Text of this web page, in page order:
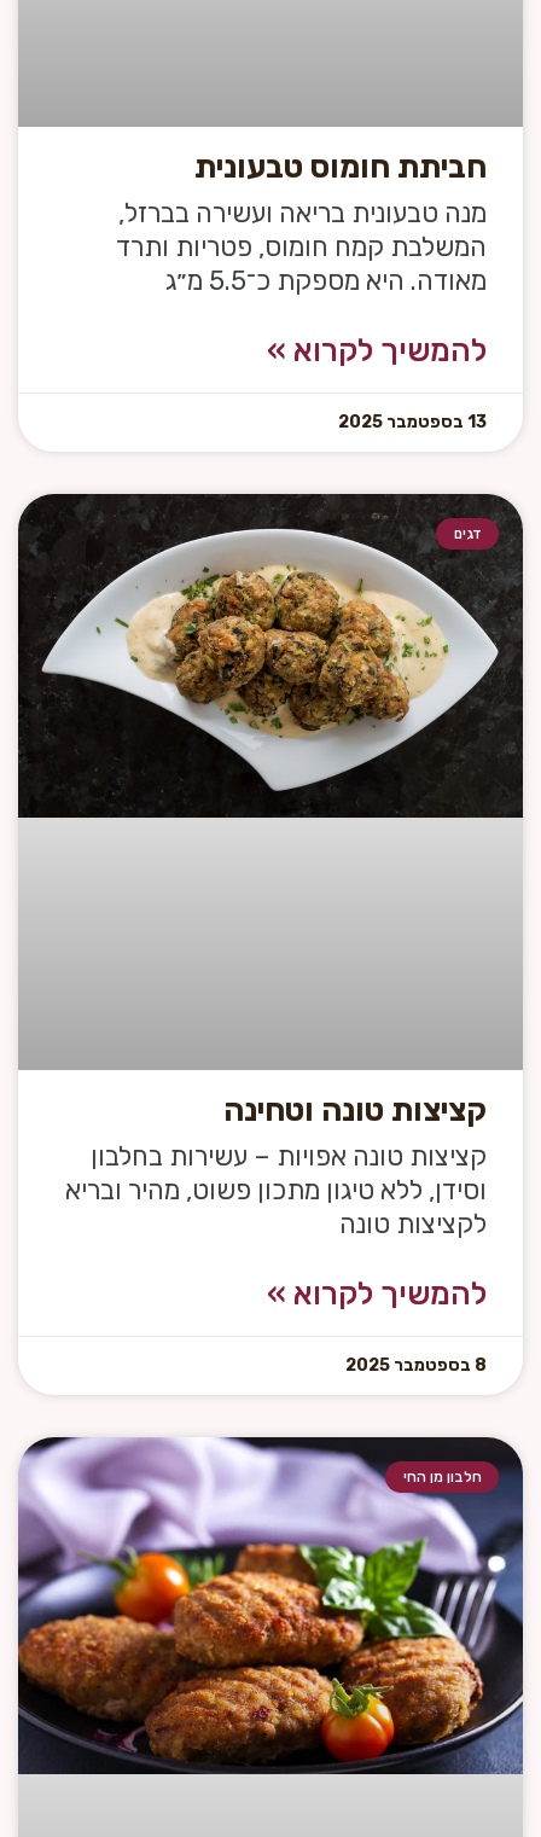
חביתת חומוס טבעונית
מנה טבעונית בריאה ועשירה בברזל,
המשלבת קמח חומוס, פטריות ותרד
מאודה. היא מספקת כ־5.5 מ״ג
להמשיך לקרוא »
13 בספטמבר 2025
דגים
קציצות טונה וטחינה
קציצות טונה אפויות – עשירות בחלבון
וסידן, ללא טיגון מתכון פשוט, מהיר ובריא
לקציצות טונה
להמשיך לקרוא »
8 בספטמבר 2025
חלבון מן החי